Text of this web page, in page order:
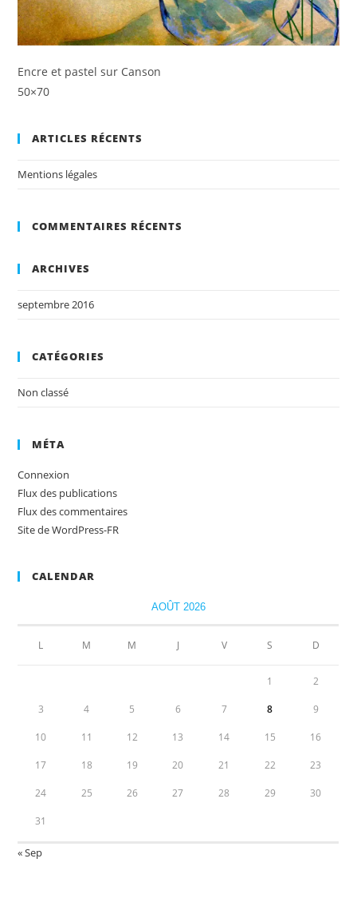
Encre et pastel sur Canson
50×70
ARTICLES RÉCENTS
Mentions légales
COMMENTAIRES RÉCENTS
ARCHIVES
septembre 2016
CATÉGORIES
Non classé
MÉTA
Connexion
Flux des publications
Flux des commentaires
Site de WordPress-FR
CALENDAR
AOÛT 2026
L M M J V S D
1 2
3 4 5 6 7 8 9
10 11 12 13 14 15 16
17 18 19 20 21 22 23
24 25 26 27 28 29 30
31
« Sep